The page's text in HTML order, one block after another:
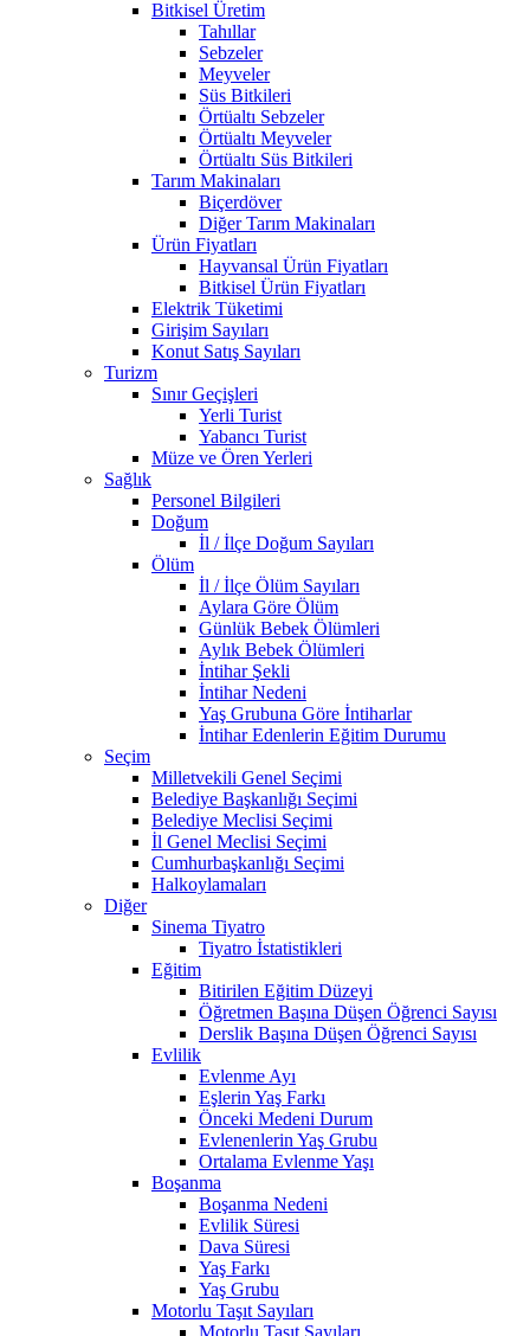
Bitkisel Üretim
Tahıllar
Sebzeler
Meyveler
Süs Bitkileri
Örtüaltı Sebzeler
Örtüaltı Meyveler
Örtüaltı Süs Bitkileri
Tarım Makinaları
Biçerdöver
Diğer Tarım Makinaları
Ürün Fiyatları
Hayvansal Ürün Fiyatları
Bitkisel Ürün Fiyatları
Elektrik Tüketimi
Girişim Sayıları
Konut Satış Sayıları
Turizm
Sınır Geçişleri
Yerli Turist
Yabancı Turist
Müze ve Ören Yerleri
Sağlık
Personel Bilgileri
Doğum
İl / İlçe Doğum Sayıları
Ölüm
İl / İlçe Ölüm Sayıları
Aylara Göre Ölüm
Günlük Bebek Ölümleri
Aylık Bebek Ölümleri
İntihar Şekli
İntihar Nedeni
Yaş Grubuna Göre İntiharlar
İntihar Edenlerin Eğitim Durumu
Seçim
Milletvekili Genel Seçimi
Belediye Başkanlığı Seçimi
Belediye Meclisi Seçimi
İl Genel Meclisi Seçimi
Cumhurbaşkanlığı Seçimi
Halkoylamaları
Diğer
Sinema Tiyatro
Tiyatro İstatistikleri
Eğitim
Bitirilen Eğitim Düzeyi
Öğretmen Başına Düşen Öğrenci Sayısı
Derslik Başına Düşen Öğrenci Sayısı
Evlilik
Evlenme Ayı
Eşlerin Yaş Farkı
Önceki Medeni Durum
Evlenenlerin Yaş Grubu
Ortalama Evlenme Yaşı
Boşanma
Boşanma Nedeni
Evlilik Süresi
Dava Süresi
Yaş Farkı
Yaş Grubu
Motorlu Taşıt Sayıları